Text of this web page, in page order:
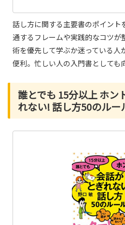
話し方に関する主要書のポイント
通するフレームや実践的なコツが
術を優先して学ぶか迷っている人
便利。忙しい人の入門書としても
誰とでも 15分以上 ホン
れない! 話し方50のルー